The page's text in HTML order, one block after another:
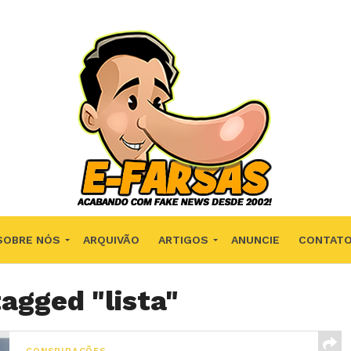
NÓS ARQUIVÃO ARTIGOS ANUNCIE CONTATO
"lista"